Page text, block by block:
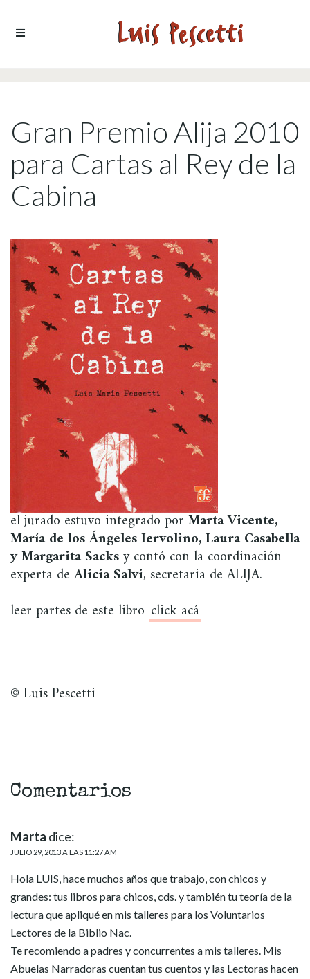
Gran Premio Alija 2010
para Cartas al Rey de la
Cabina
el jurado estuvo integrado por Marta Vicente,
María de los Ángeles Iervolino, Laura Casabella
y Margarita Sacksy contó con la coordinación
experta deAlicia Salvi, secretaria de ALIJA.
leer partes de este libro click acá
© Luis Pescetti
Comentarios
Marta dice:
JULIO 29, 2013 A LAS 11:27 AM
Hola LUIS, hace muchos años que trabajo, con chicos y
grandes: tus libros para chicos, cds. y también tu teoría de la
lectura que apliqué en mis talleres para los Voluntarios
Lectores de la Biblio Nac.
Te recomiendo a padres y concurrentes a mis talleres. Mis
Abuelas Narradoras cuentan tus cuentos y las Lectoras hacen